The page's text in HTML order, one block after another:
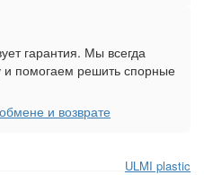
ULMI plastic
гарантия. Мы всегда
и помогаем решить спорные
и возврате